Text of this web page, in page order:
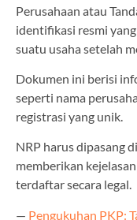
Perusahaan atau
identifikasi resmi
suatu usaha setelah
Dokumen ini berisi
seperti nama
registrasi yang unik.
NRP harus dipasang
memberikan
terdaftar secara legal.
— Pengukuhan PKP: